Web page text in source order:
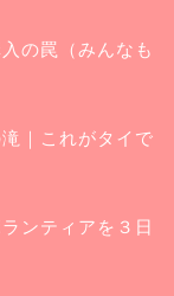
の罠（みんなも
｜これがタイで
ンティアを３日